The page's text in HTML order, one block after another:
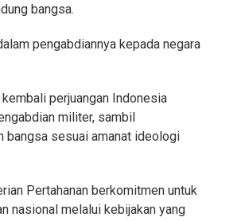
bangsa.
pengabdiannya kepada negara
perjuangan Indonesia
militer, sambil
bangsa sesuai amanat ideologi
Pertahanan berkomitmen untuk
nasional melalui kebijakan yang